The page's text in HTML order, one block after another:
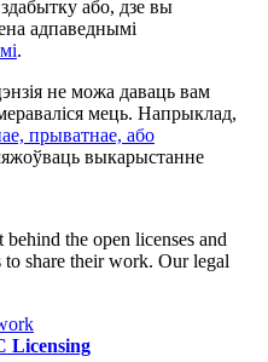
або, дзе вы
адпаведнымі
.
не можа даваць вам
мець. Напрыклад,
прыватнае, або
выкарыстанне
the open licenses and
share their work. Our legal
Licensing